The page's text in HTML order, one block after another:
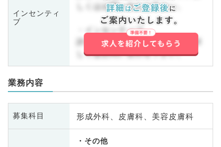
インセンティ
ブ
しくはお問い合わせ下さい。
・インセンティブ
詳しくはお問い合わせ下さい。詳
しくはお問い合わせ下さい。
業務内容
募集科目 形成外科、皮膚科、美容皮膚科
その他